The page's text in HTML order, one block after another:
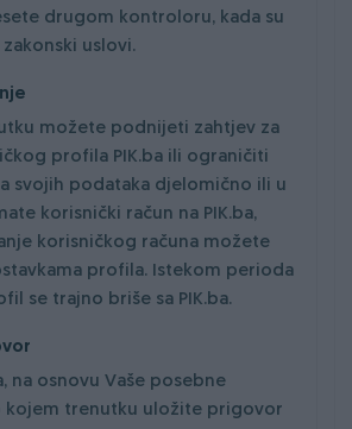
drugom kontroloru, kada su
uslovi.
možete podnijeti zahtjev za
profila PIK.ba ili ograničiti
svojih podataka djelomično ili u
korisnički račun na PIK.ba,
korisničkog računa možete
profila. Istekom perioda
se trajno briše sa PIK.ba.
na osnovu Vaše posebne
kojem trenutku uložite prigovor